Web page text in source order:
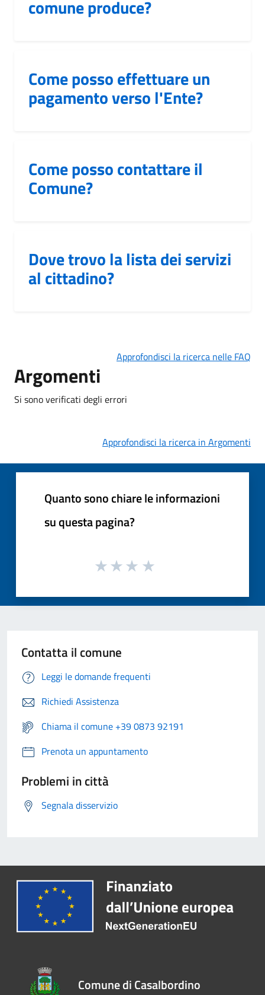
comune produce?
Come posso effettuare un
pagamento verso l'Ente?
Come posso contattare il
Comune?
Dove trovo la lista dei servizi
al cittadino?
Approfondisci la ricerca nelle FAQ
Argomenti
Si sono verificati degli errori
Approfondisci la ricerca in Argomenti
Quanto sono chiare le informazioni
su questa pagina?
Contatta il comune
Leggi le domande frequenti
Richiedi Assistenza
Chiama il comune +39 0873 92191
Prenota un appuntamento
Problemi in città
Segnala disservizio
Comune di Casalbordino